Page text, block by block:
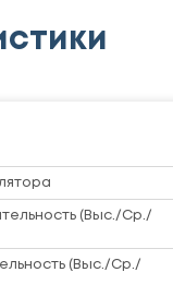
(Выс./Ср./
(Выс./Ср./